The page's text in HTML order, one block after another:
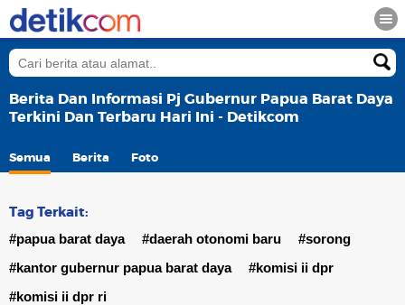
Berita Dan Informasi Pj Gubernur Papua Barat Daya
Terkini Dan Terbaru Hari Ini - Detikcom
Semua Berita Foto
Tag Terkait:
#papua barat daya #daerah otonomi baru
#sorong
#kantor gubernur papua barat daya
#komisi ii dpr
#komisi ii dpr ri